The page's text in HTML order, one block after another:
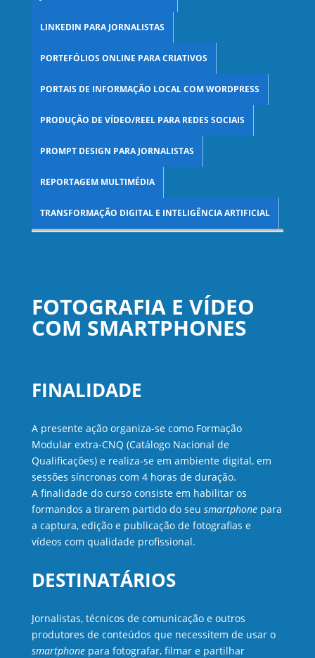
LINKEDIN PARA JORNALISTAS
PORTEFÓLIOS ONLINE PARA CRIATIVOS
PORTAIS DE INFORMAÇÃO LOCAL COM WORDPRESS
PRODUÇÃO DE VÍDEO/REEL PARA REDES SOCIAIS
PROMPT DESIGN PARA JORNALISTAS
REPORTAGEM MULTIMÉDIA
TRANSFORMAÇÃO DIGITAL E INTELIGÊNCIA ARTIFICIAL
FOTOGRAFIA E VÍDEO
COM SMARTPHONES
FINALIDADE
A presente ação organiza-se como Formação
Modular extra-CNQ (Catálogo Nacional de
Qualificações) e realiza-se em ambiente digital, em
sessões síncronas com 4 horas de duração.
A finalidade do curso consiste em habilitar os
formandos a tirarem partido do seu smartphonepara
a captura, edição e publicação de fotografias e
vídeos com qualidade profissional.
DESTINATÁRIOS
Jornalistas, técnicos de comunicação e outros
produtores de conteúdos que necessitem de usar o
smartphonepara fotografar, filmar e partilhar